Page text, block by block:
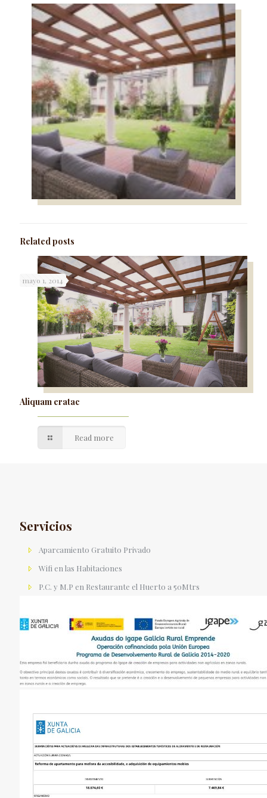
Related posts
mayo 1, 2014
Aliquam eratac
Read more
Servicios
Aparcamiento Gratuito Privado
Wifi en las Habitaciones
P.C. y M.P en Restaurante el Huerto a 50Mtrs